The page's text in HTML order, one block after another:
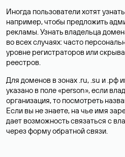
Иногда пользователи хотят
например, чтобы предложить
рекламы. Узнать владельца
во всех случаях: часто
уровне регистраторов или
реестров.
Для доменов в зонах .ru, .su и .рф
указано в поле «person», если
организация, то посмотреть
Если вы не знаете, на чье имя
дает возможность связаться с
через форму обратной связи.